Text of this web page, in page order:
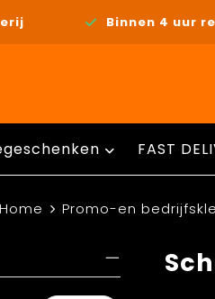
Binnen 4 uur
FAST
Home Promo-en